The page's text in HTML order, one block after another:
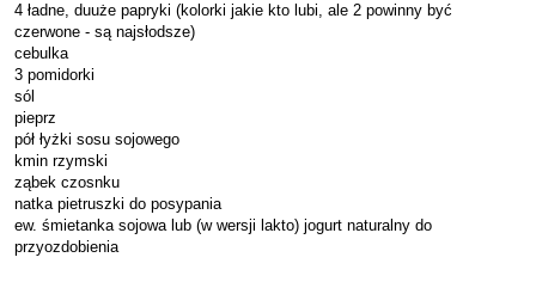
4 ładne, duuże papryki (kolorki jakie kto lubi, ale 2 powinny być
czerwone - są najsłodsze)
cebulka
3 pomidorki
sól
pieprz
pół łyżki sosu sojowego
kmin rzymski
ząbek czosnku
natka pietruszki do posypania
ew. śmietanka sojowa lub (w wersji lakto) jogurt naturalny do
przyozdobienia